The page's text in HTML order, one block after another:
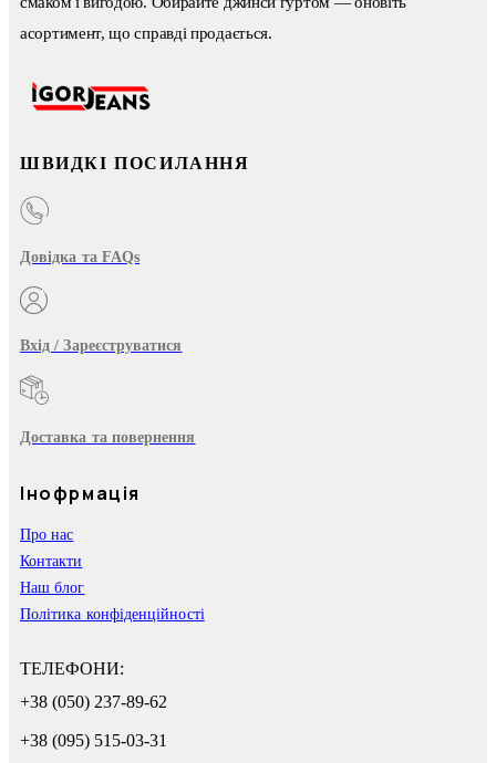
асортимент, що справді продається.
ШВИДКІ ПОСИЛАННЯ
Довідка та FAQs
Вхід / Зареєструватися
Доставка та повернення
Інофрмація
Про нас
Контакти
Наш блог
Політика конфіденційності
ТЕЛЕФОНИ:
+38 (050) 237-89-62
+38 (095) 515-03-31